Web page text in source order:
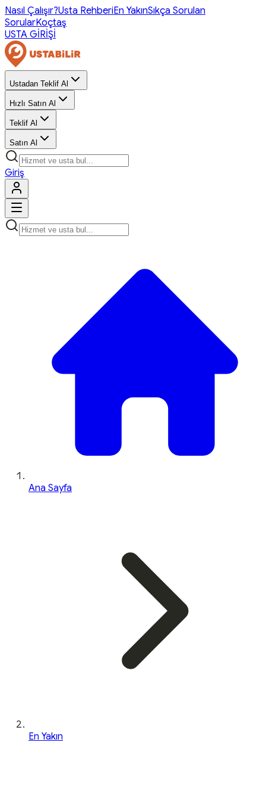
Nasıl Çalışır?Usta RehberiEn YakınSıkça Sorulan
SorularKoçtaş
USTA GİRİŞİ
Ustadan Teklif Al
Hızlı Satın Al
Teklif Al
Satın Al
Giriş
Ana Sayfa
En Yakın